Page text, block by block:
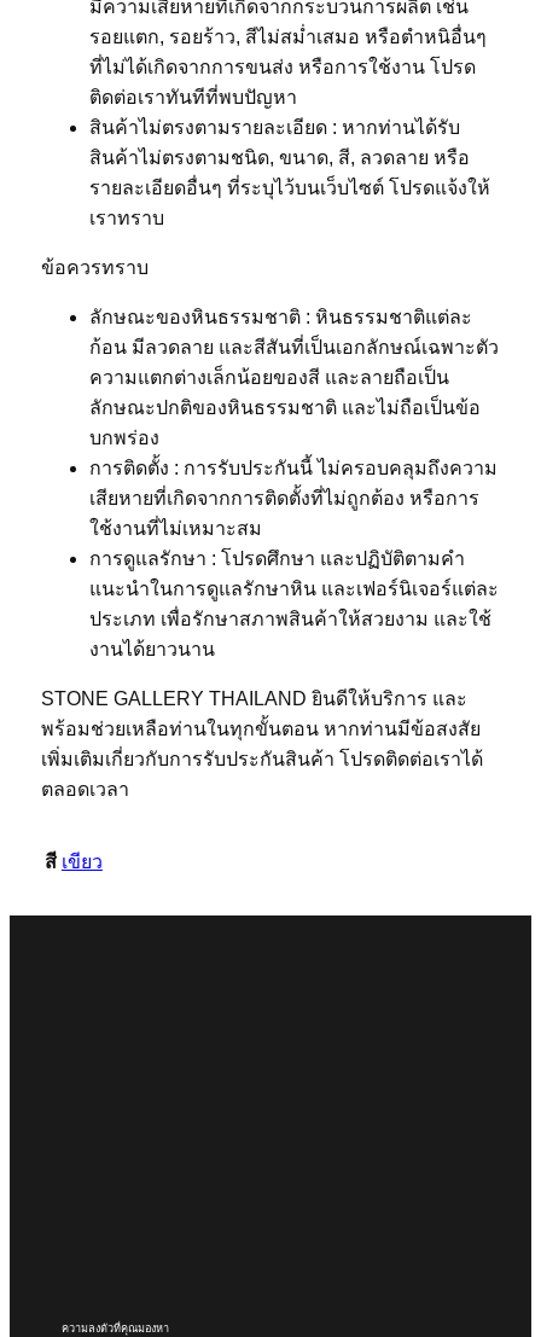
มีความเสียหายที่เกิดจากกระบวนการผลิต เช่น
รอยแตก, รอยร้าว, สีไม่สม่ำเสมอ หรือตำหนิอื่นๆ
ที่ไม่ได้เกิดจากการขนส่ง หรือการใช้งาน โปรด
ติดต่อเราทันทีที่พบปัญหา
สินค้าไม่ตรงตามรายละเอียด : หากท่านได้รับ
สินค้าไม่ตรงตามชนิด, ขนาด, สี, ลวดลาย หรือ
รายละเอียดอื่นๆ ที่ระบุไว้บนเว็บไซต์ โปรดแจ้งให้
เราทราบ
ข้อควรทราบ
ลักษณะของหินธรรมชาติ : หินธรรมชาติแต่ละ
ก้อน มีลวดลาย และสีสันที่เป็นเอกลักษณ์เฉพาะตัว
ความแตกต่างเล็กน้อยของสี และลายถือเป็น
ลักษณะปกติของหินธรรมชาติ และไม่ถือเป็นข้อ
บกพร่อง
การติดตั้ง : การรับประกันนี้ ไม่ครอบคลุมถึงความ
เสียหายที่เกิดจากการติดตั้งที่ไม่ถูกต้อง หรือการ
ใช้งานที่ไม่เหมาะสม
การดูแลรักษา : โปรดศึกษา และปฏิบัติตามคำ
แนะนำในการดูแลรักษาหิน และเฟอร์นิเจอร์แต่ละ
ประเภท เพื่อรักษาสภาพสินค้าให้สวยงาม และใช้
งานได้ยาวนาน
STONE GALLERY THAILAND ยินดีให้บริการ และ
พร้อมช่วยเหลือท่านในทุกขั้นตอน หากท่านมีข้อสงสัย
เพิ่มเติมเกี่ยวกับการรับประกันสินค้า โปรดติดต่อเราได้
ตลอดเวลา
สี เขียว
ความลงตัวที่คุณมองหา